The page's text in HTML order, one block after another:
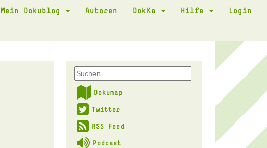
Mein Dokublog Autoren DokKa Hilfe Login
Dokumap
Twitter
RSS Feed
Podcast